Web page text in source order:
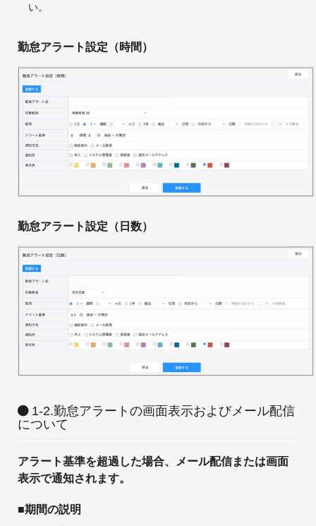
い。
勤怠アラート設定（時間）
勤怠アラート設定（日数）
1-2.勤怠アラートの画面表示およびメール配信
について
アラート基準を超過した場合、メール配信または画面
表示で通知されます。
■期間の説明